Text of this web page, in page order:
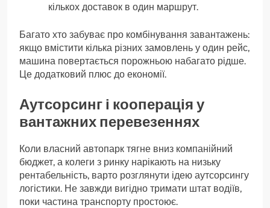
кількох доставок в один маршрут.
Багато хто забуває про комбінування завантажень:
якщо вмістити кілька різних замовлень у один рейс,
машина повертається порожньою набагато рідше.
Це додатковий плюс до економії.
Аутсорсинг і кооперація у
вантажних перевезеннях
Коли власний автопарк тягне вниз компанійний
бюджет, а колеги з ринку нарікають на низьку
рентабельність, варто розглянути ідею аутсорсингу
логістики. Не завжди вигідно тримати штат водіїв,
поки частина транспорту простоює.